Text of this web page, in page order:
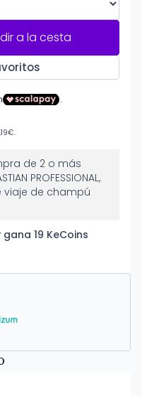
a la cesta
de 2 o más
PROFESSIONAL,
viaje de champú
19 KeCoins